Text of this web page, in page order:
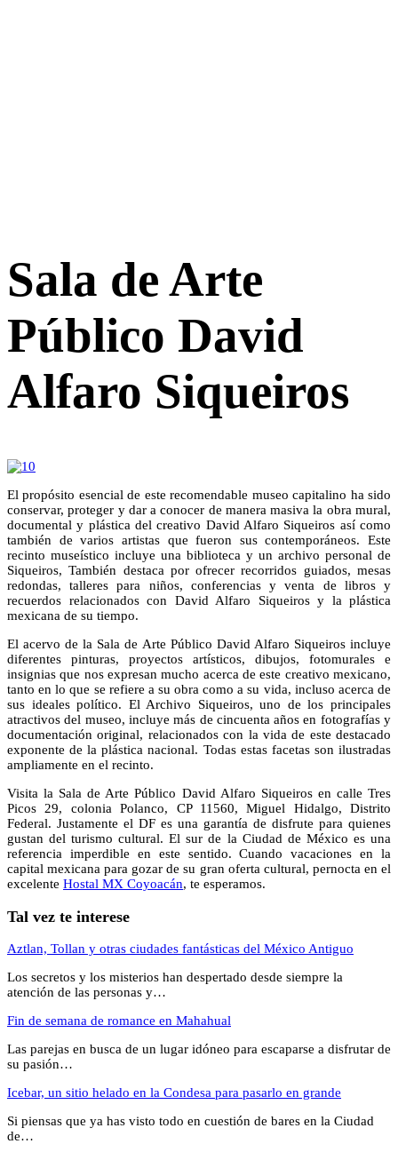
Sala de Arte
Público David
Alfaro Siqueiros
El propósito esencial de este recomendable museo capitalino ha sido
conservar, proteger y dar a conocer de manera masiva la obra mural,
documental y plástica del creativo David Alfaro Siqueiros así como
también de varios artistas que fueron sus contemporáneos. Este
recinto museístico incluye una biblioteca y un archivo personal de
Siqueiros, También destaca por ofrecer recorridos guiados, mesas
redondas, talleres para niños, conferencias y venta de libros y
recuerdos relacionados con David Alfaro Siqueiros y la plástica
mexicana de su tiempo.
El acervo de la Sala de Arte Público David Alfaro Siqueiros incluye
diferentes pinturas, proyectos artísticos, dibujos, fotomurales e
insignias que nos expresan mucho acerca de este creativo mexicano,
tanto en lo que se refiere a su obra como a su vida, incluso acerca de
sus ideales político. El Archivo Siqueiros, uno de los principales
atractivos del museo, incluye más de cincuenta años en fotografías y
documentación original, relacionados con la vida de este destacado
exponente de la plástica nacional. Todas estas facetas son ilustradas
ampliamente en el recinto.
Visita la Sala de Arte Público David Alfaro Siqueiros en calle Tres
Picos 29, colonia Polanco, CP 11560, Miguel Hidalgo, Distrito
Federal. Justamente el DF es una garantía de disfrute para quienes
gustan del turismo cultural. El sur de la Ciudad de México es una
referencia imperdible en este sentido. Cuando vacaciones en la
capital mexicana para gozar de su gran oferta cultural, pernocta en el
excelente Hostal MX Coyoacán, te esperamos.
Tal vez te interese
Aztlan, Tollan y otras ciudades fantásticas del México Antiguo
Los secretos y los misterios han despertado desde siempre la
atención de las personas y…
Fin de semana de romance en Mahahual
Las parejas en busca de un lugar idóneo para escaparse a disfrutar de
su pasión…
Icebar, un sitio helado en la Condesa para pasarlo en grande
Si piensas que ya has visto todo en cuestión de bares en la Ciudad
de…